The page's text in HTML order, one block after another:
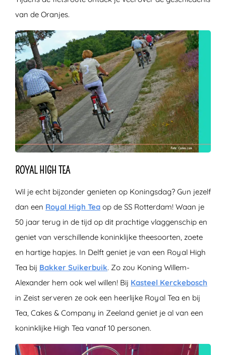
van de Oranjes.
ROYAL HIGH TEA
Wil je echt bijzonder genieten op Koningsdag? Gun jezelf
dan een Royal High Tea op de SS Rotterdam! Waan je
50 jaar terug in de tijd op dit prachtige vlaggenschip en
geniet van verschillende koninklijke theesoorten, zoete
en hartige hapjes. In Delft geniet je van een Royal High
Tea bij Bakker Suikerbuik. Zo zou Koning Willem-
Alexander hem ook wel willen! Bij Kasteel Kerckebosch
in Zeist serveren ze ook een heerlijke Royal Tea en bij
Tea, Cakes & Company in Zeeland geniet je al van een
koninklijke High Tea vanaf 10 personen.